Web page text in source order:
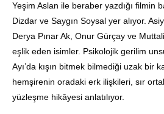
Yeşim Aslan ile beraber yazdığı filmin
Dizdar ve Saygın Soysal yer alıyor.
Derya Pınar Ak, Onur Gürçay ve
eşlik eden isimler. Psikolojik gerilim
Ayı’da kışın bitmek bilmediği uzak bir
hemşirenin oradaki erk ilişkileri, sır
yüzleşme hikâyesi anlatılıyor.